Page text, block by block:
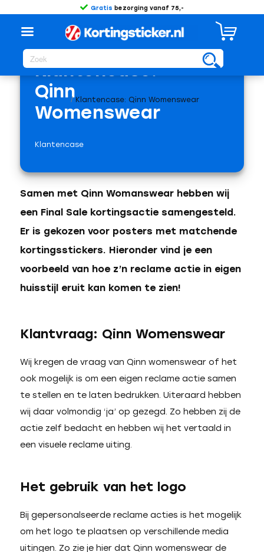
Gratis bezorging vanaf 75,-
/ Klantencase: Qinn Womenswear
Klantencase:
Qinn
Womenswear
Klantencase
Samen met Qinn Womanswear hebben wij
een Final Sale kortingsactie samengesteld.
Er is gekozen voor posters met matchende
kortingsstickers. Hieronder vind je een
voorbeeld van hoe z’n reclame actie in eigen
huisstijl eruit kan komen te zien!
Klantvraag: Qinn Womenswear
Wij kregen de vraag van Qinn womenswear of het
ook mogelijk is om een eigen reclame actie samen
te stellen en te laten bedrukken. Uiteraard hebben
wij daar volmondig ‘ja’ op gezegd. Zo hebben zij de
actie zelf bedacht en hebben wij het vertaald in
een visuele reclame uiting.
Het gebruik van het logo
Bij gepersonalseerde reclame acties is het mogelijk
om het logo te plaatsen op verschillende media
uitingen. Zo zie je hier dat Qinn womenswear de